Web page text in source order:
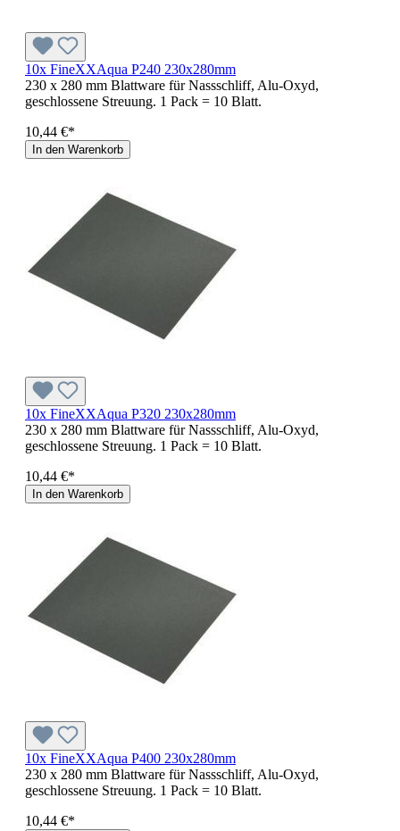
10x FineXXAqua P240 230x280mm
230 x 280 mm Blattware für Nassschliff, Alu-Oxyd,
geschlossene Streuung. 1 Pack = 10 Blatt.
10,44 €*
In den Warenkorb
10x FineXXAqua P320 230x280mm
230 x 280 mm Blattware für Nassschliff, Alu-Oxyd,
geschlossene Streuung. 1 Pack = 10 Blatt.
10,44 €*
In den Warenkorb
10x FineXXAqua P400 230x280mm
230 x 280 mm Blattware für Nassschliff, Alu-Oxyd,
geschlossene Streuung. 1 Pack = 10 Blatt.
10,44 €*